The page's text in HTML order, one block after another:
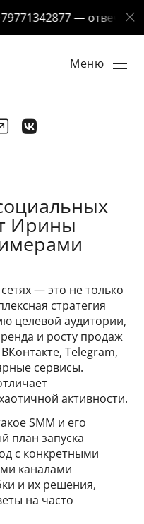
— отвечу за 5
Меню
Ирины
— это не только
стратегия
целевой аудитории,
и росту продаж
Telegram,
сервисы.
активности.
SMM и его
план запуска
с конкретными
каналами
и их решения,
на часто